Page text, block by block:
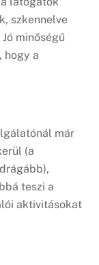
szkennelve
minőségű
hogy a
már
(a
teszi a
aktivitásokat